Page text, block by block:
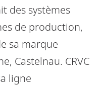
des systèmes
de production,
sa marque
Castelnau. CRVC
ligne